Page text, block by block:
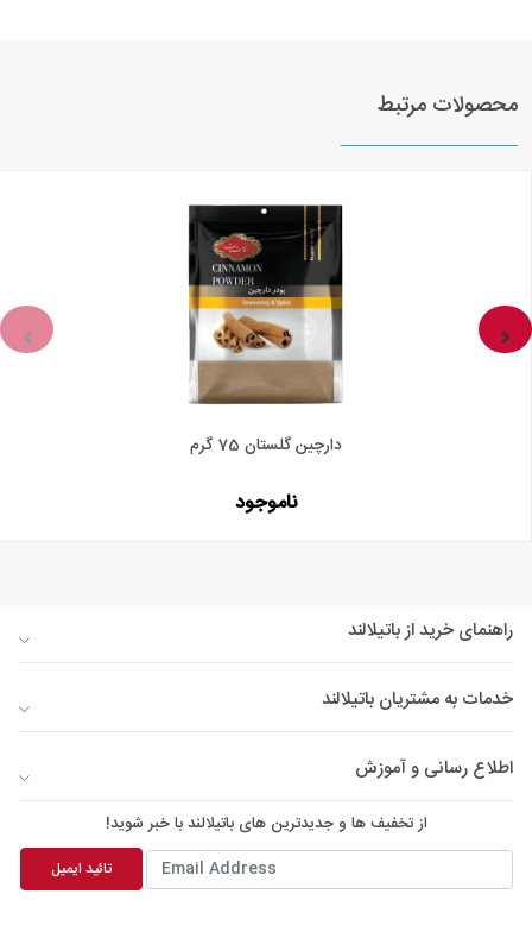
محصولات مرتبط
دارچین گلستان 75 گرم
ناموجود
راهنمای خرید از باتیلالند
خدمات به مشتریان باتیلالند
اطلاع رسانی و آموزش
از تخفیف ها و جدیدترین های باتیلالند با خبر شوید!
تائید ایمیل